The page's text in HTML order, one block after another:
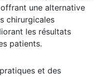
une alternative
chirurgicales
les résultats
patients.
et des